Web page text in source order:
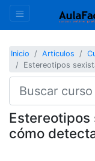
Inicio Articulos
Estereotipos
Estereotipos
cómo